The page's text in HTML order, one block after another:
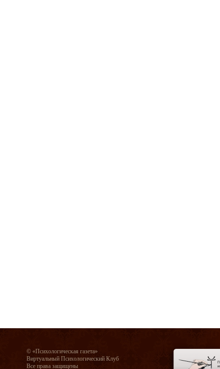
© «Психологическая газета»
Виртуальный Психологический Клуб
Все права защищены